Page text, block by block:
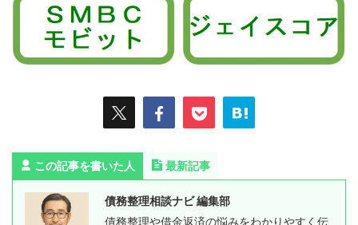
この記事を書いた人 最新記事
債務整理相談ナビ 編集部
債務整理や借金返済の悩みをわかりやすく伝